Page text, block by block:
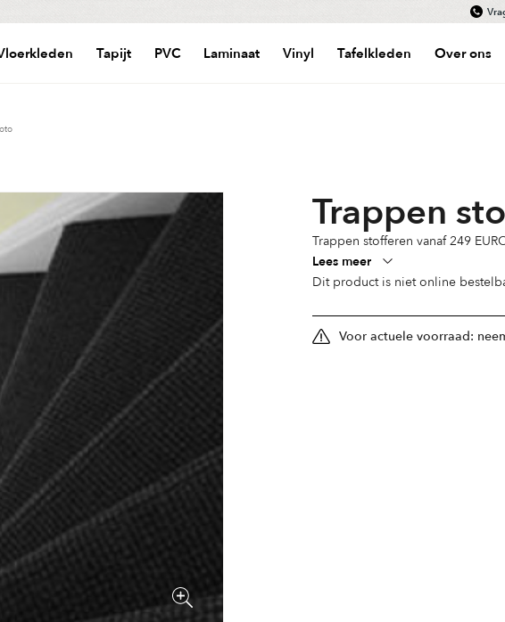
Tapijt PVC Laminaat Vinyl Tafelkleden Over ons
Trappen
Trappen stofferen vanaf 249
Lees meer
Dit product is niet online
Voor actuele voorraad: